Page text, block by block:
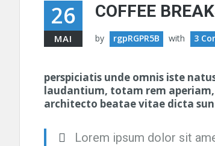
26
MAI
COFFEE
by rgpRGPR5B with 3
perspiciatis unde omnis iste
laudantium, totam rem
architecto beatae vitae dicta
Lorem ipsum dolor sit